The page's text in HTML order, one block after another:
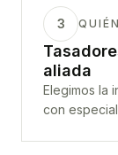
3
aliada
Elegimos la
con